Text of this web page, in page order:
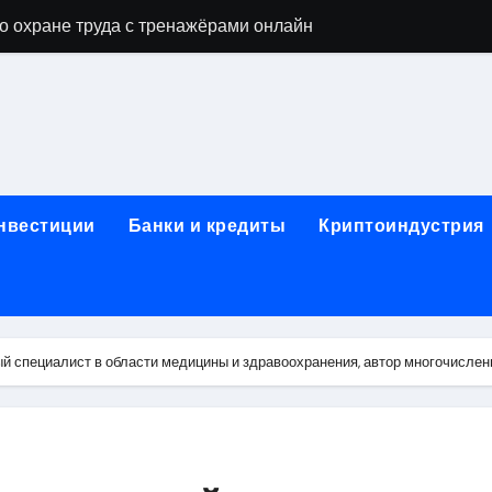
охране труда с тренажёрами онлайн
на СБЕР (Сбербанк) RUB (рубли)
Возможности и Преимущества
подписей
Предпринимательства
Банки и кредиты Криптоиндустрия
в области медицины и здравоохранения, автор